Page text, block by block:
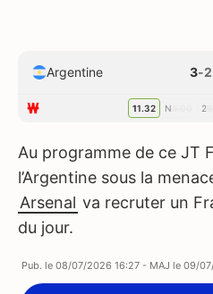
Argentine 3-2
11.32 N 2
Au programme de ce JT
l’Argentine sous la
Arsenal va recruter un
du jour.
Pub. le 08/07/2026 16:27 - MAJ le 09/